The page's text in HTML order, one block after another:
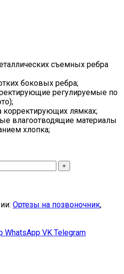
съемных ребра
боковых ребра;
регулируемые по
корректирующих лямках;
влагоотводящие материалы
хлопка;
Ортезы на позвоночник,
WhatsApp VK Telegram